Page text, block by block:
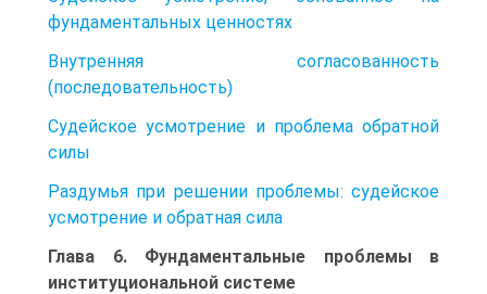
фундаментальных ценностях
Внутренняя согласованность
(последовательность)
Судейское усмотрение и проблема обратной
силы
Раздумья при решении проблемы: судейское
усмотрение и обратная сила
Глава 6. Фундаментальные проблемы в
институциональной системе